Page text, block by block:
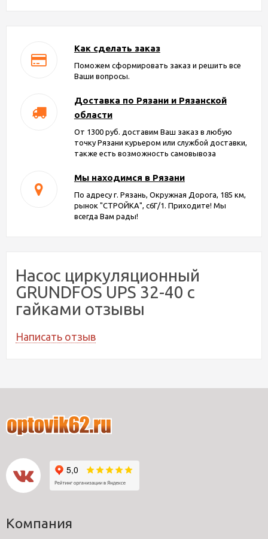
Как сделать заказ
Поможем сформировать заказ и решить все
Ваши вопросы.
Доставка по Рязани и Рязанской
области
От 1300 руб. доставим Ваш заказ в любую
точку Рязани курьером или службой доставки,
также есть возможность самовывоза
Мы находимся в Рязани
По адресу г. Рязань, Окружная Дорога, 185 км,
рынок "СТРОЙКА", с6Г/1. Приходите! Мы
всегда Вам рады!
Насос циркуляционный
GRUNDFOS UPS 32-40 с
гайками отзывы
Написать отзыв
Компания